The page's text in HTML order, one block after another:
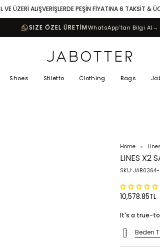
VE ÜZERİ ALIŞVERİŞLERDE PEŞİN FİYATINA 6 TAKSİT &
SIZE ÖZEL ÜRETİMWhatsApp’tan Bilgi Al→
Shoes Stiletto Clothing Bags
Home
LINES X2
SKU:
10,578.85TL
It's a true-
Beden